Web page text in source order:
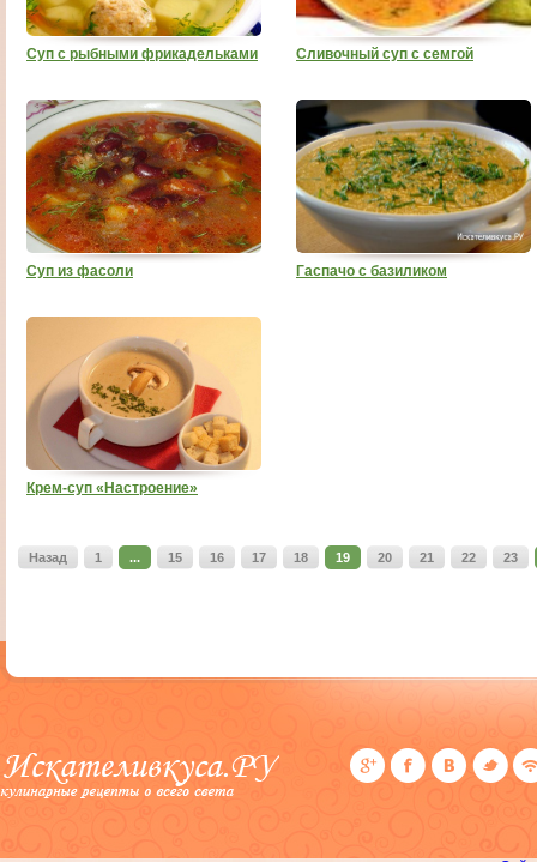
Суп с рыбными фрикадельками Сливочный суп с семгой
Суп из фасоли Гаспачо с базиликом
Крем-суп «Настроение»
Назад 1 ... 15 16 17 18 19 20 21 22 23